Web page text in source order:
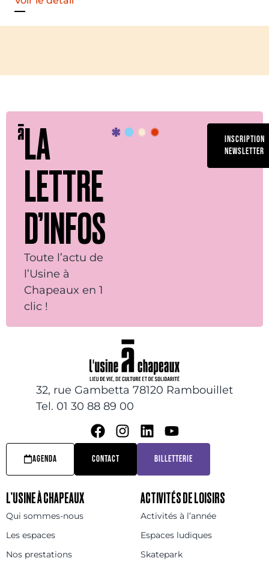
LA
LETTRE
D’INFOS
Toute l’actu de
l’Usine à
Chapeaux en 1
clic !
INSCRIPTION
NEWSLETTER
32, rue Gambetta 78120 Rambouillet
Tel. 01 30 88 89 00
AGENDA CONTACT BILLETTERIE
L’USINE À CHAPEAUX
Qui sommes-nous
Les espaces
Nos prestations
ACTIVITÉS DE LOISIRS
Activités à l’année
Espaces ludiques
Skatepark